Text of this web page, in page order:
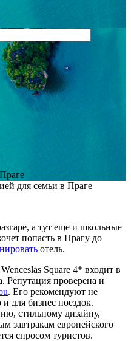
для семьи в Праге
а тут еще и школьные
попасть в Прагу до
отель.
Square 4* входит в
Репутация проверена и
. Его рекомендуют не
для бизнес поездок.
стильному дизайну,
завтракам европейского
спросом туристов.